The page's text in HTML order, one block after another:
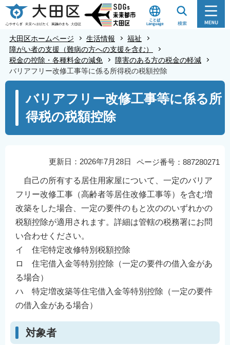
こ
の
す
大田区ホームページ 生活情報
福祉
障がい者の支援（難病の方への支援を含む）
税金の控除・各種料金の減免
障害のある方の税金の軽減
バリアフリー改修工事等に係る所得税の税額控除
バリアフリー改修工事等に係る所
得税の税額控除
ページ番号：887280271
更新日：2026年7月28日
自己の所有する居住用家屋について、一定のバリア
フリー改修工事（高齢者等居住改修工事等）を含む増
改築をした場合、一定の要件のもと次ののいずれかの
税額控除が適用されます。詳細は管轄の税務署にお問
い合わせください。
イ 住宅特定改修特別税額控除
ロ 住宅借入金等特別控除（一定の要件の借入金があ
る場合）
ハ 特定増改築等住宅借入金等特別控除（一定の要件
の借入金がある場合）
対象者